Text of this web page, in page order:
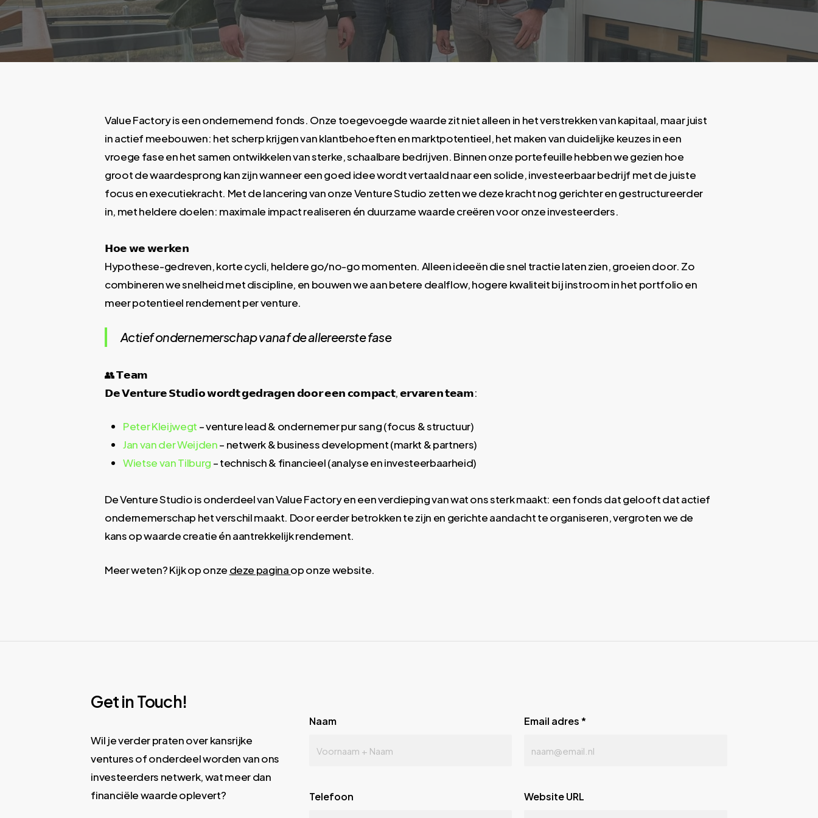
Value Factory is een ondernemend fonds. Onze toegevoegde waarde zit niet alleen in het verstrekken van kapitaal, maar juist
in actief meebouwen: het scherp krijgen van klantbehoeften en marktpotentieel, het maken van duidelijke keuzes in een
vroege fase en het samen ontwikkelen van sterke, schaalbare bedrijven. Binnen onze portefeuille hebben we gezien hoe
groot de waardesprong kan zijn wanneer een goed idee wordt vertaald naar een solide, investeerbaar bedrijf met de juiste
focus en executiekracht. Met de lancering van onze Venture Studio zetten we deze kracht nog gerichter en gestructureerder
in, met heldere doelen: maximale impact realiseren én duurzame waarde creëren voor onze investeerders.
𝗛𝗼𝗲 𝘄𝗲 𝘄𝗲𝗿𝗸𝗲𝗻​
Hypothese-gedreven, korte cycli, heldere go/no-go momenten. Alleen ideeën die snel tractie laten zien, groeien door. Zo
combineren we snelheid met discipline, en bouwen we aan betere dealflow, hogere kwaliteit bij instroom in het portfolio en
meer potentieel rendement per venture.​
Actief ondernemerschap vanaf de allereerste fase
👥 𝗧𝗲𝗮𝗺​
𝗗𝗲 𝗩𝗲𝗻𝘁𝘂𝗿𝗲 𝗦𝘁𝘂𝗱𝗶𝗼 𝘄𝗼𝗿𝗱𝘁 𝗴𝗲𝗱𝗿𝗮𝗴𝗲𝗻 𝗱𝗼𝗼𝗿 𝗲𝗲𝗻 𝗰𝗼𝗺𝗽𝗮𝗰𝘁, 𝗲𝗿𝘃𝗮𝗿𝗲𝗻 𝘁𝗲𝗮𝗺:​
Peter Kleijwegt – venture lead & ondernemer pur sang (focus & structuur)​
Jan van der Weijden– netwerk & business development (markt & partners)​
Wietse van Tilburg – technisch & financieel (analyse en investeerbaarheid)
De Venture Studio is onderdeel van Value Factory en een verdieping van wat ons sterk maakt: een fonds dat gelooft dat actief
ondernemerschap het verschil maakt. Door eerder betrokken te zijn en gerichte aandacht te organiseren, vergroten we de
kans op waarde creatie én aantrekkelijk rendement.​
Meer weten? Kijk op onze deze paginaop onze website.
Get in Touch!
Wil je verder praten over kansrijke
ventures of onderdeel worden van ons
investeerders netwerk, wat meer dan
financiële waarde oplevert?
Naam Email adres*
Telefoon Website URL